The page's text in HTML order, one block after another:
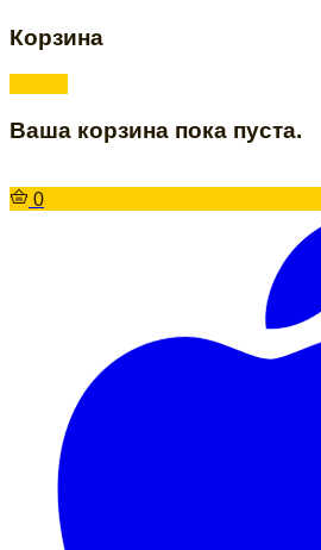
Корзина
Ваша корзина пока пуста.
0